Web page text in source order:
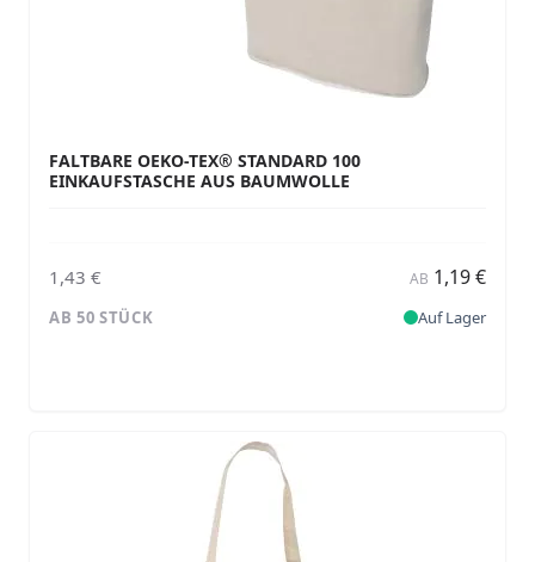
FALTBARE OEKO-TEX® STANDARD 100
EINKAUFSTASCHE AUS BAUMWOLLE
1,43 € AB 1,19 €
AB 50 STÜCK Auf Lager